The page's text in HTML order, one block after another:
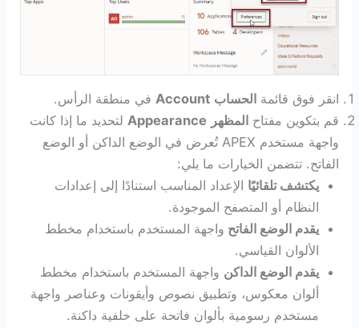
انقر فوق قائمة الحساب Account في منطقة الرأس.
قم بتكوين مفتاح المظهر Appearance لتحديد ما إذا كانت
واجهة مستخدم APEX تُعرض في الوضع الداكن أو الوضع
الفاتح. تتضمن الخيارات ما يلي:
يكتشف تلقائيًا الإعداد المناسب استنادًا إلى إعدادات
النظام أو المتصفح الموجودة.
يقدم الوضع الفاتح واجهة المستخدم باستخدام مخطط
الألوان القياسي.
يقدم الوضع الداكن واجهة المستخدم باستخدام مخطط
ألوان معكوس، وتطبيق نصوص وأيقونات وعناصر واجهة
مستخدم رسومية بألوان فاتحة على خلفية داكنة.